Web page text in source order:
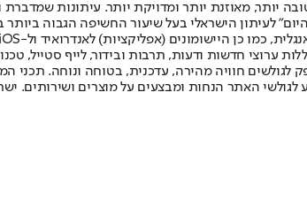
יותר, מאוזנת יותר ומדויקת יותר. עיתונות שמדברת
הראשונה פורסמה ב-30 ביולי 2007, וב-2010 הפך "ישראל היום" לעיתון
ערוצי חדשות ודעות, תרבות ובידור, לייף סטייל,
לגולשים חוויה מהירה, עדכנית, בטוחה ונוחה.
האתר הנחות ומבצעים על מוצרים ושירותים.